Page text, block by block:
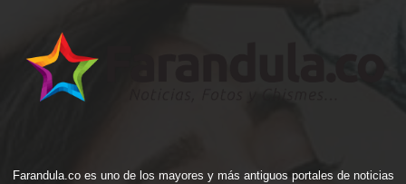
Farandula.co es uno de los mayores y más antiguos portales de noticias